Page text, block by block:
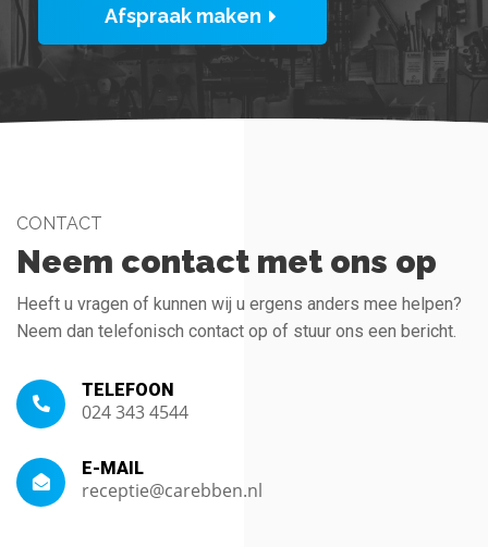
Afspraak maken
CONTACT
Neem contact met ons op
Heeft u vragen of kunnen wij u ergens anders mee helpen?
Neem dan telefonisch contact op of stuur ons een bericht.
TELEFOON
024 343 4544
E-MAIL
receptie@carebben.nl